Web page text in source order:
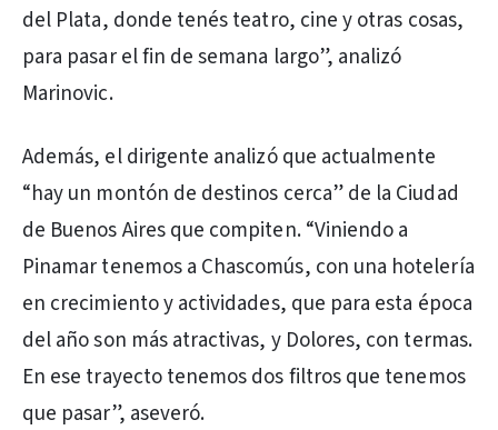
del Plata, donde tenés teatro, cine y otras cosas,
para pasar el fin de semana largo”, analizó
Marinovic.
Además, el dirigente analizó que actualmente
“hay un montón de destinos cerca” de la Ciudad
de Buenos Aires que compiten. “Viniendo a
Pinamar tenemos a Chascomús, con una hotelería
en crecimiento y actividades, que para esta época
del año son más atractivas, y Dolores, con termas.
En ese trayecto tenemos dos filtros que tenemos
que pasar”, aseveró.